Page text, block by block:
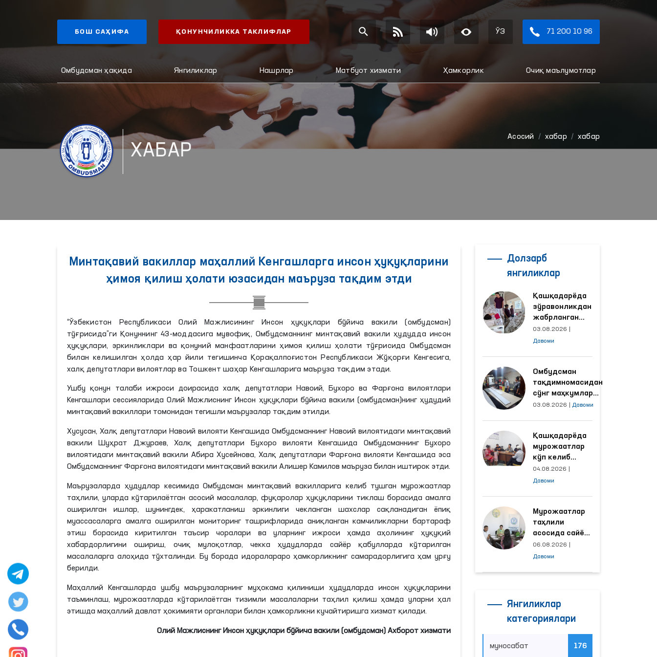
БОШ САҲИФА ҚОНУНЧИЛИККА ТАКЛИФЛАР ЎЗ 71 200 10 96
Омбудсман ҳақида Янгиликлар Нашрлар Матбуот хизмати Ҳамкорлик Очиқ маълумотлар
ХАБАР
Aсосий хабар хабар
Минтақавий вакиллар маҳаллий Кенгашларга инсон ҳуқуқларини
ҳимоя қилиш ҳолати юзасидан маъруза тақдим этди
“Ўзбекистон Республикаси Олий Мажлисининг Инсон ҳуқуқлари бўйича вакили (омбудсман)
тўғрисида”ги Қонуннинг 43-моддасига мувофиқ, Омбудсманнинг минтақавий вакили ҳудудда инсон
ҳуқуқлари, эркинликлари ва қонуний манфаатларини ҳимоя қилиш ҳолати тўғрисида Омбудсман
билан келишилган ҳолда ҳар йили тегишинча Қорақалпоғистон Республикаси Жўқорғи Кенгесига,
халқ депутатлари вилоятлар ва Тошкент шаҳар Кенгашларига маъруза тақдим этади.
Ушбу қонун талаби ижроси доирасида халқ депутатлари Навоий, Бухоро ва Фарғона вилоятлари
Кенгашлари сессияларида Олий Мажлиснинг Инсон ҳуқуқлари бўйича вакили (омбудсман)нинг ҳудудий
минтақавий вакиллари томонидан тегишли маърузалар тақдим этилди.
Хусусан, Халқ депутатлари Навоий вилояти Кенгашида Омбудсманнинг Навоий вилоятидаги минтақавий
вакили Шуҳрат Джураев, Халқ депутатлари Бухоро вилояти Кенгашида Омбудсманнинг Бухоро
вилоятидаги минтақавий вакили Абира Хусейнова, Халқ депутатлари Фарғона вилояти Кенгашида эса
Омбудсманнинг Фарғона вилоятидаги минтақавий вакили Алишер Камилов маъруза билан иштирок этди.
Маърузаларда ҳудудлар кесимида Омбудсман минтақавий вакилларига келиб тушган мурожаатлар
таҳлили, уларда кўтарилаётган асосий масалалар, фуқаролар ҳуқуқларини тиклаш борасида амалга
оширилган ишлар, шунингдек, ҳаракатланиш эркинлиги чекланган шахслар сақланадиган ёпиқ
муассасаларга амалга оширилган мониторинг ташрифларида аниқланган камчиликларни бартараф
этиш борасида киритилган таъсир чоралари ва уларнинг ижроси ҳамда аҳолининг ҳуқуқий
хабардорлигини ошириш, очиқ мулоқотлар, чекка ҳудудларда сайёр қабулларда кўтарилган
масалаларга алоҳида тўхталинди. Бу борада идоралараро ҳамкорликнинг самарадорлигига ҳам урғу
берилди.
Маҳаллий Кенгашларда ушбу маърузаларнинг муҳокама қилиниши ҳудудларда инсон ҳуқуқларини
таъминлаш, мурожаатларда кўтарилаётган тизимли масалаларни таҳлил қилиш ҳамда уларни ҳал
этишда маҳаллий давлат ҳокимияти органлари билан ҳамкорликни кучайтиришга хизмат қилади.
Олий Мажлиснинг Инсон ҳуқуқлари бўйича вакили (омбудсман) Ахборот хизмати
Долзарб
янгиликлар
Қашқадарёда
зўравонликдан
жабрланган
аёлнинг ҳолати
Омбудсман
03.08.2026
Давоми
Омбудсман
тақдимномасидан
сўнг маҳкумлар
меҳнат қилаётган
яхшиланди
03.08.2026 Давоми
Қашқадарёда
мурожаатлар
кўп келиб
тушаётган
ҳудудлар
ишлаш йўлга
қўйилди
04.08.2026
Давоми
Мурожаатлар
таҳлили
асосида сайёр
қабул
ўтказиладиган
06.08.2026
Давоми
Янгиликлар
категориялари
муносабат 176